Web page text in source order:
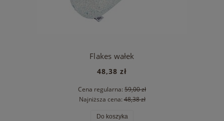
Flakes wałek
48,38 zł
Cena regularna: 59,00 zł
Najniższa cena:48,38 zł
Do koszyka